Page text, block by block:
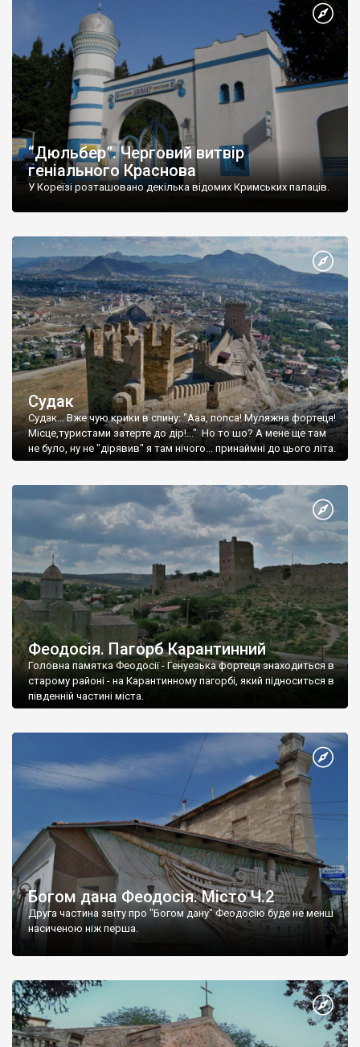
“Дюльбер”. Черговий витвір
геніального Краснова
У Кореїзі розташовано декілька відомих Кримських палаців.
Судак
Судак... Вже чую крики в спину: "Ааа, попса! Муляжна фортеця!
Місце,туристами затерте до дір!..." Но то шо? А мене ще там
не було, ну не "дірявив" я там нічого... принаймні до цього літа.
Феодосія. Пагорб Карантинний
Головна памятка Феодосії - Генуезька фортеця знаходиться в
старому районі - на Карантинному пагорбі, який підноситься в
південній частині міста.
Богом дана Феодосія. Місто Ч.2
Друга частина звіту про "Богом дану" Феодосію буде не менш
насиченою ніж перша.